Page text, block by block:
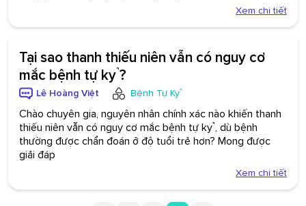
Xem chi tiết
Tại sao thanh thiếu niên vẫn có nguy cơ
mắc bệnh tự kỷ?
Lê Hoàng Việt Bệnh Tự Kỷ
Chào chuyên gia, nguyên nhân chính xác nào khiến thanh
thiếu niên vẫn có nguy cơ mắc bệnh tự kỷ, dù bệnh
thường được chẩn đoán ở độ tuổi trẻ hơn? Mong được
giải đáp
Xem chi tiết